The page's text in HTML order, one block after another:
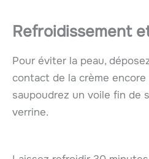
Refroidissement
Pour éviter la peau,
contact de la crème
saupoudrez un voile fin de
verrine.